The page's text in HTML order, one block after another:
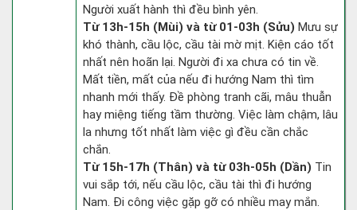
Người xuất hành thì đều bình yên.
Từ 13h-15h (Mùi) và từ 01-03h (Sửu) Mưu sự
khó thành, cầu lộc, cầu tài mờ mịt. Kiện cáo tốt
nhất nên hoãn lại. Người đi xa chưa có tin về.
Mất tiền, mất của nếu đi hướng Nam thì tìm
nhanh mới thấy. Đề phòng tranh cãi, mâu thuẫn
hay miệng tiếng tầm thường. Việc làm chậm, lâu
la nhưng tốt nhất làm việc gì đều cần chắc
chắn.
Từ 15h-17h (Thân) và từ 03h-05h (Dần) Tin
vui sắp tới, nếu cầu lộc, cầu tài thì đi hướng
Nam. Đi công việc gặp gỡ có nhiều may mắn.